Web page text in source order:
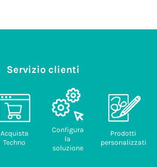
Servizio clienti
Acquista
Techno
Configura
la
soluzione
Prodotti
personalizzati